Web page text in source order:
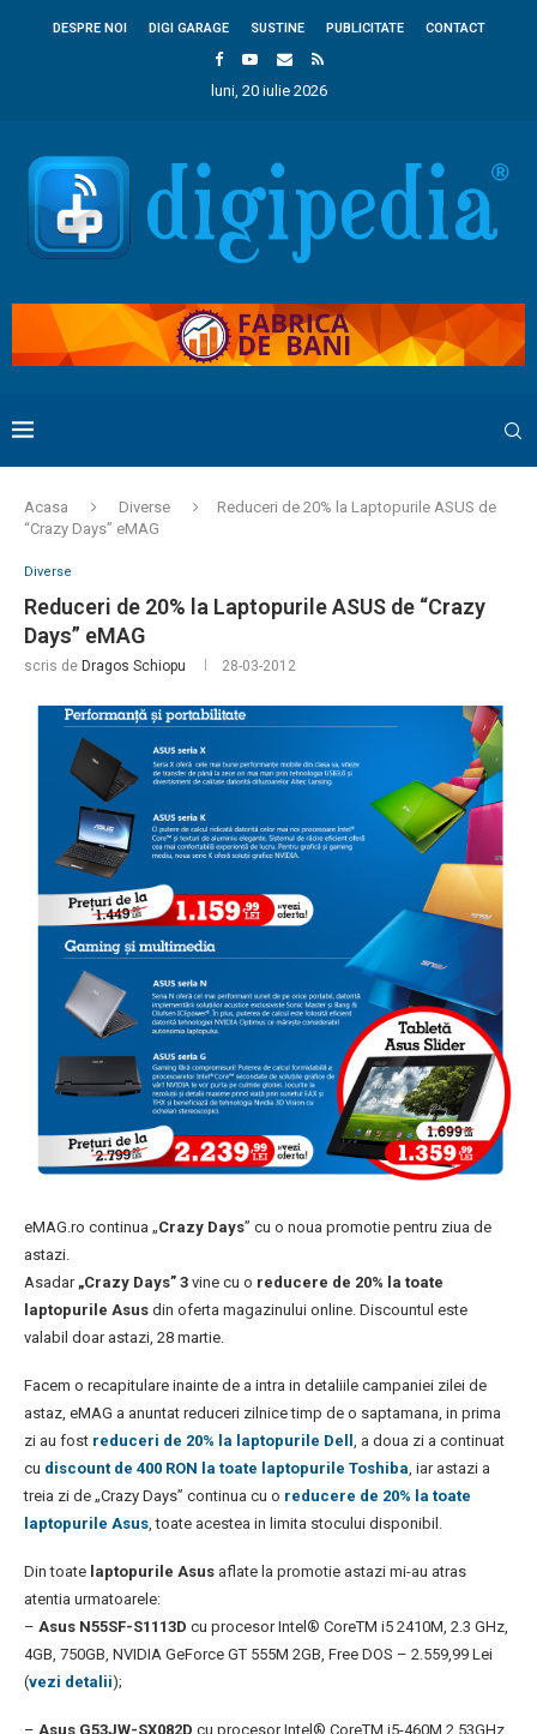
DESPRE NOI DIGI GARAGE SUSTINE PUBLICITATE CONTACT
luni, 20 iulie 2026
Acasa Diverse
Reduceri de 20% la Laptopurile ASUS de
“Crazy Days” eMAG
Diverse
Reduceri de 20% la Laptopurile ASUS de “Crazy
Days” eMAG
scris de Dragos Schiopu 28-03-2012
eMAG.ro continua „Crazy Days” cu o noua promotie pentru ziua de
astazi.
Asadar „Crazy Days” 3 vine cu o reducere de 20% la toate
laptopurile Asus din oferta magazinului online. Discountul este
valabil doar astazi, 28 martie.
Facem o recapitulare inainte de a intra in detaliile campaniei zilei de
astaz, eMAG a anuntat reduceri zilnice timp de o saptamana, in prima
zi au fost reduceri de 20% la laptopurile Dell
, a doua zi a continuat
cu discount de 400 RON la toate laptopurile Toshiba , iar astazi a
treia zi de „Crazy Days” continua cu o reducere de 20% la toate
laptopurile Asus , toate acestea in limita stocului disponibil.
Din toate laptopurile Asus aflate la promotie astazi mi-au atras
atentia urmatoarele:
– Asus N55SF-S1113D cu procesor Intel® CoreTM i5 2410M, 2.3 GHz,
4GB, 750GB, NVIDIA GeForce GT 555M 2GB, Free DOS – 2.559,99 Lei
(vezi detalii);
– Asus G53JW-SX082D cu procesor Intel® CoreTM i5-460M 2.53GHz,